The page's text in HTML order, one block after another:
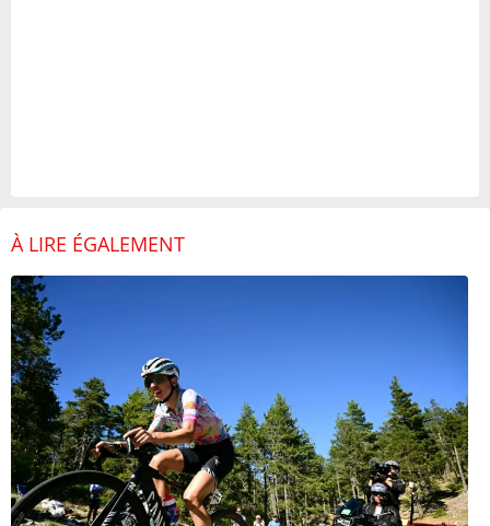
À LIRE ÉGALEMENT